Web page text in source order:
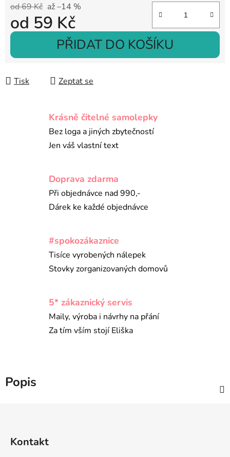
od 69 Kč až –14 %
od 59 Kč
Měrná cena: PŘIDAT DO KOŠÍKU
Tisk Zeptat se
Krásně čitelné samolepky
Bez loga a jiných zbytečností
Jen váš vlastní text
Doprava zdarma
Při objednávce nad 990,-
Dárek ke každé objednávce
#spokozákaznice
Tisíce vyrobených nálepek
Stovky zorganizovaných domovů
5* zákaznický servis
Maily, výroba i návrhy na přání
Za tím vším stojí Eliška
Popis
Kontakt